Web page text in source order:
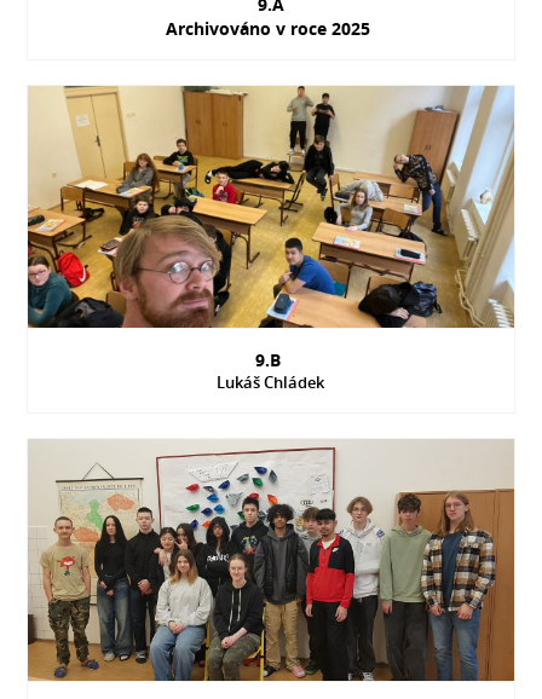
Archivováno v roce 2025
9.B
Lukáš Chládek